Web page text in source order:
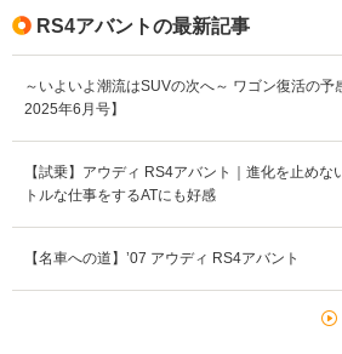
RS4アバントの最新記事
～いよいよ潮流はSUVの次へ～ ワゴン復活の予
2025年6月号】
【試乗】アウディ RS4アバント｜進化を止めな
トルな仕事をするATにも好感
【名車への道】’07 アウディ RS4アバント